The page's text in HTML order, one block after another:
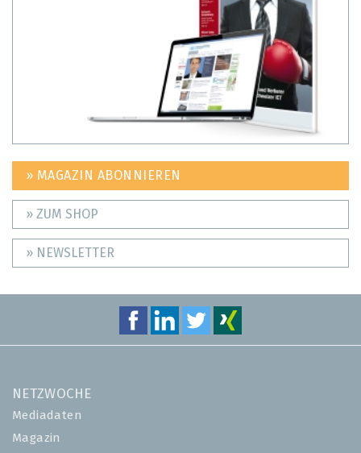
» MAGAZIN ABONNIEREN
» ZUM SHOP
» NEWSLETTER
NETZWOCHE
Mediadaten
Magazin